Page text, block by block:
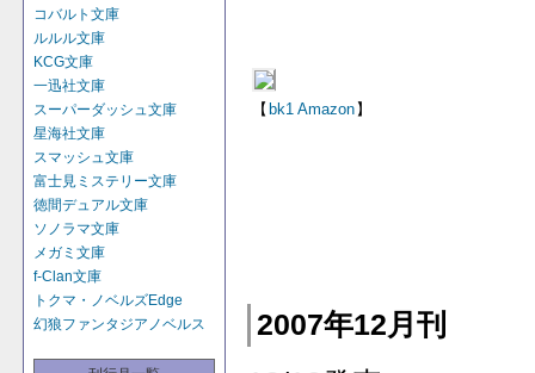
コバルト文庫
ルルル文庫
KCG文庫
一迅社文庫
スーパーダッシュ文庫
星海社文庫
スマッシュ文庫
富士見ミステリー文庫
徳間デュアル文庫
ソノラマ文庫
メガミ文庫
f-Clan文庫
トクマ・ノベルズEdge
幻狼ファンタジアノベルス
【bk1 Amazon】
2007年12月刊